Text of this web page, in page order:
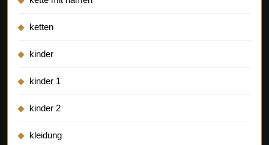
ketten
kinder
kinder 1
kinder 2
kleidung